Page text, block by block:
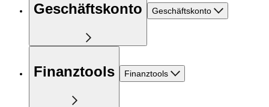
Geschäftskonto Geschäftskonto
Finanztools Finanztools